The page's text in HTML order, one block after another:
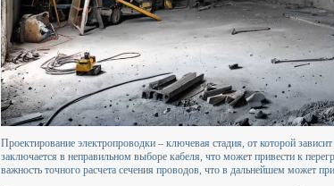
Проектирование электропроводки – ключевая стадия, от которой
заключается в неправильном выборе кабеля, что может привести к
важность точного расчета сечения проводов, что в дальнейшем может